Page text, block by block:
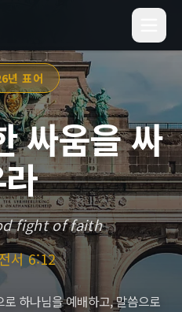
년 표어
싸움을 싸
fight of faith
서 6:12
하나님을 예배하고, 말씀으로